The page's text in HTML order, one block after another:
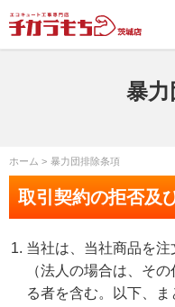
暴力
ホーム 暴力団排除条項
取引契約の拒否及
当社は、当社商品を
（法人の場合は、そ
る者を含む。以下、